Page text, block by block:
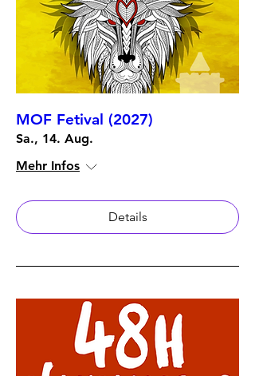
MOF Fetival (2027)
Sa., 14. Aug.
Mehr Infos
Details